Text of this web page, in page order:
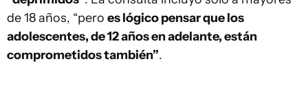
de 18 años, “pero es lógico pensar que los
adolescentes, de 12 años en adelante, están
comprometidos también”.